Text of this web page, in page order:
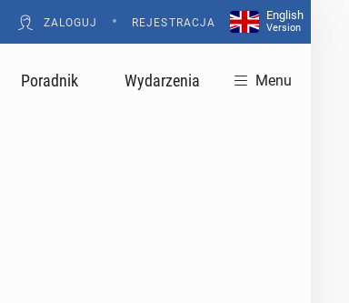
ZALOGUJ • REJESTRACJA
English
Version
Poradnik Wydarzenia Menu